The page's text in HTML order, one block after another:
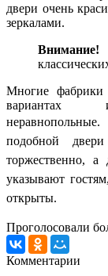
двери очень
зеркалами.
Внимание!
Многие фабрики
вариантах
неравнопольные.
подобной
торжественно, а
указывают
открыты.
Проголосовали
Комментарии